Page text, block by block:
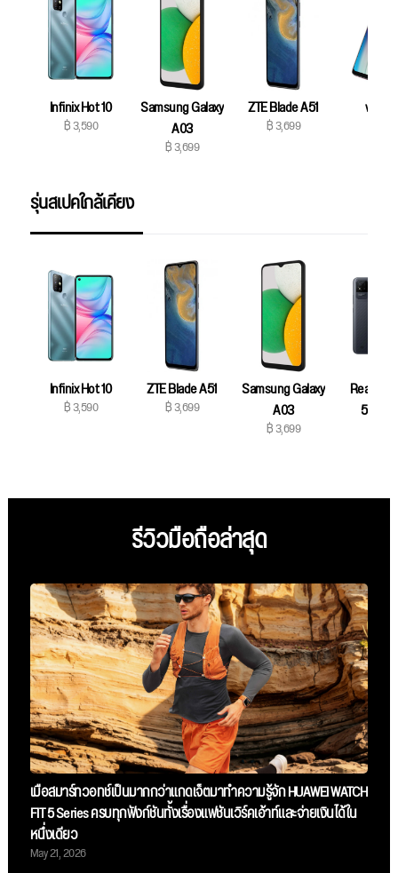
Infinix Hot 10
฿ 3,590
Samsung Galaxy
A03
฿ 3,699
ZTE Blade A51
฿ 3,699
vivo
รุ่นสเปคใกล้เคียง
Infinix Hot 10
฿ 3,590
ZTE Blade A51
฿ 3,699
Samsung Galaxy
A03
฿ 3,699
Realme
50i
รีวิวมือถือล่าสุด
เมื่อสมาร์ทวอทช์เป็นมากกว่าแกดเจ็ตมาทำความรู้จัก HUAWEI WATCH
FIT 5 Series ครบทุกฟังก์ชันทั้งเรื่องแฟชันเวิร์คเอ้าท์และจ่ายเงินได้ใน
หนึ่งเดียว
May 21, 2026